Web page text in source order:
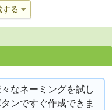
る
なネーミングを試し
ンですぐ作成できま